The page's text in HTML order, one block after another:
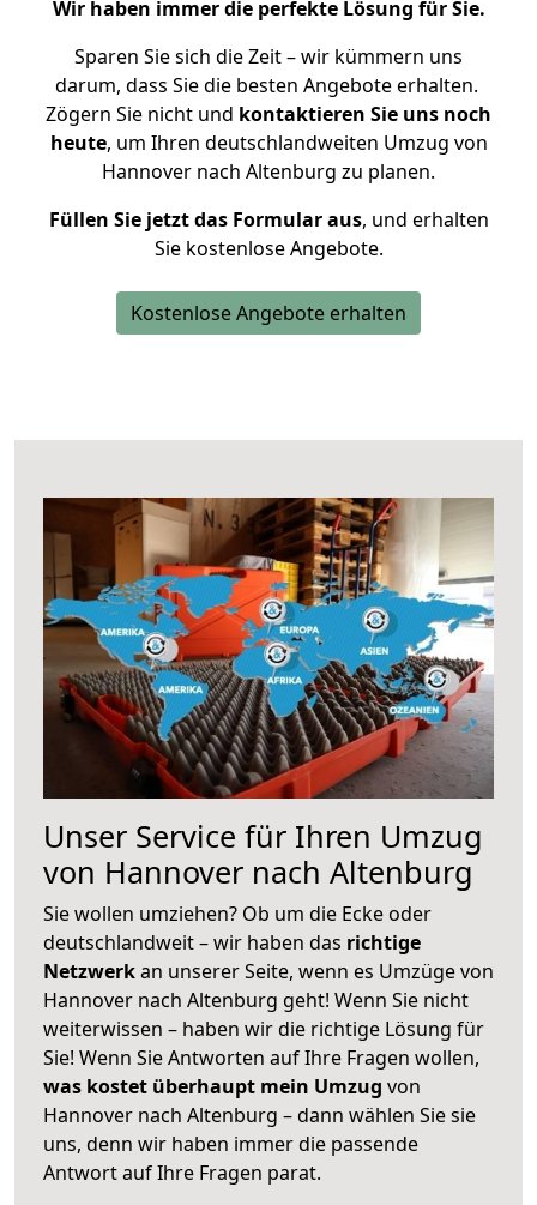
Wir haben immer die perfekte Lösung für Sie.
Sparen Sie sich die Zeit – wir kümmern uns
darum, dass Sie die besten Angebote erhalten.
Zögern Sie nicht und kontaktieren Sie uns noch
heute, um Ihren deutschlandweiten Umzug von
Hannover nach Altenburg zu planen.
Füllen Sie jetzt das Formular aus, und erhalten
Sie kostenlose Angebote.
Kostenlose Angebote erhalten
Unser Service für Ihren Umzug
von Hannover nach Altenburg
Sie wollen umziehen? Ob um die Ecke oder
deutschlandweit – wir haben das richtige
Netzwerkan unserer Seite, wenn es Umzüge von
Hannover nach Altenburg geht! Wenn Sie nicht
weiterwissen – haben wir die richtige Lösung für
Sie! Wenn Sie Antworten auf Ihre Fragen wollen,
was kostet überhaupt mein Umzug von
Hannover nach Altenburg – dann wählen Sie sie
uns, denn wir haben immer die passende
Antwort auf Ihre Fragen parat.